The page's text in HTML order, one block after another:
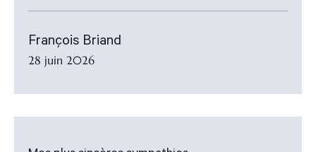
François Briand
28 juin 2026